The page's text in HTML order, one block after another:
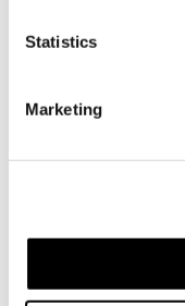
Statistics
Marketing